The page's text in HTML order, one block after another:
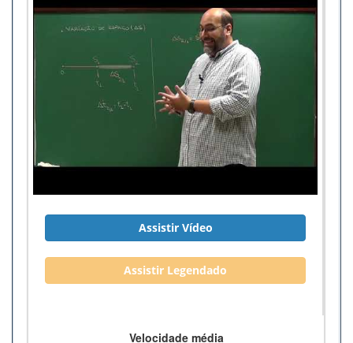
Assistir Vídeo
Assistir Legendado
Velocidade média